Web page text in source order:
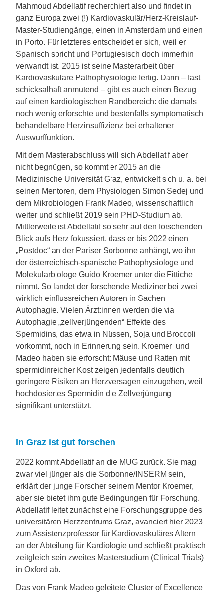
Mahmoud Abdellatif recherchiert also und findet in
ganz Europa zwei (!) Kardio­vaskulär/Herz-Kreislauf-
Mas­ter-Studiengänge, einen in Amsterdam und einen
in Porto. Für letzteres entscheidet er sich, weil er
Spanisch spricht und Portugiesisch doch immerhin
verwandt ist. 2015 ist seine Masterarbeit über
Kardiovaskuläre Pathophysiologie fertig. Darin – fast
schicksalhaft anmutend – gibt es auch einen Bezug
auf einen kardiologischen Randbereich: die damals
noch wenig erforschte und bestenfalls symptomatisch
behandelbare Herzinsuffizienz bei erhaltener
Auswurffunktion.
Mit dem Masterabschluss will sich Abdellatif aber
nicht begnügen, so kommt er 2015 an die
Medizinische Universität Graz, entwickelt sich u. a. bei
seinen Mentoren, dem Physiologen Simon Sedej und
dem Mikrobiologen Frank Madeo, wissenschaftlich
weiter und schließt 2019 sein PHD-Studium ab.
Mittlerweile ist Abdellatif so sehr auf den forschenden
Blick aufs Herz fokussiert, dass er bis 2022 einen
„Postdoc“ an der Pariser Sorbonne anhängt, wo ihn
der österreichisch-spanische Pathophysiologe und
Molekularbiologe Guido Kroemer unter die Fittiche
nimmt. So landet der forschende Mediziner bei zwei
wirklich einflussreichen Autoren in Sachen
Autophagie. Vielen Ärzt:innen werden die via
Autophagie „zellverjüngenden“ Effekte des
Spermidins, das etwa in Nüssen, Soja und Broccoli
vorkommt, noch in Erinnerung sein. Kroemer und
Madeo haben sie erforscht: Mäuse und Ratten mit
spermidinreicher Kost zeigen jedenfalls deutlich
geringere Risiken an Herzversagen einzugehen, weil
hochdosiertes Spermidin die Zellverjüngung
signifikant unterstützt.
In Graz ist gut forschen
2022 kommt Abdellatif an die MUG zurück. Sie mag
zwar viel jünger als die Sorbonne/INSERM sein,
erklärt der junge Forscher seinem Mentor Kroemer,
aber sie bietet ihm gute Bedingungen für Forschung.
Abdellatif leitet zunächst eine Forschungsgruppe des
universitären Herzzentrums Graz, avanciert hier 2023
zum Assistenzprofessor für Kardiovaskuläres Altern
an der Abteilung für Kardiologie und schließt praktisch
zeitgleich sein zweites Mas­terstudium (Clinical Trials)
in Oxford ab.
Das von Frank Madeo geleitete Cluster of Excellence